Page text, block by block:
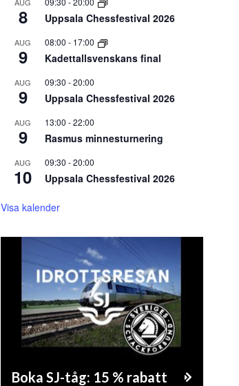
8 Uppsala Chessfestival 2026
AUG
9
08:00 - 17:00
Kadettallsvenskans final
AUG
9
09:30 -20:00
Uppsala Chessfestival 2026
AUG
9
13:00 -22:00
Rasmus minnesturnering
AUG
10
09:30 -20:00
Uppsala Chessfestival 2026
Visa kalender
Boka SJ-tåg: 15 % rabatt